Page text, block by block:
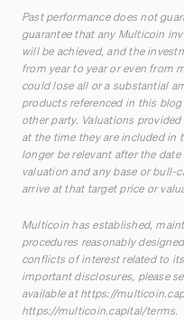
Past performance does not
guarantee that any Multicoin
will be achieved, and the
from year to year or even from
could lose all or a substantial
products referenced in this
other party. Valuations
at the time they are included in
longer be relevant after the
valuation and any base or bull-
arrive at that target price or
Multicoin has established,
procedures reasonably
conflicts of interest related to
important disclosures, please
available athttps://
https://multicoin.capital/terms.